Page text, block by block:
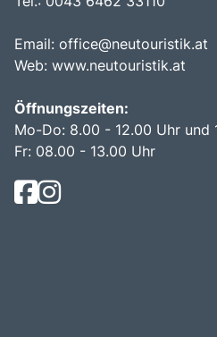
Email: office@neutouristik.at
Web: www.neutouristik.at
Öffnungszeiten:
Mo-Do: 8.00 - 12.00 Uhr und
Fr: 08.00 - 13.00 Uhr